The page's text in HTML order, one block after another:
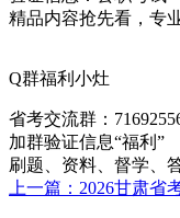
精品内容抢先看，专
Q群福利小灶
省考交流群：
加群验证信息“福利”
刷题、资料、督学、
上一篇：2026甘肃